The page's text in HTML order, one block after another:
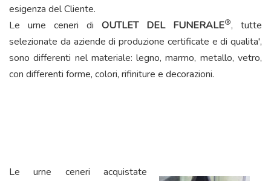
esigenza del Cliente.
Le urne ceneri di OUTLET DEL FUNERALE®, tutte
selezionate da aziende di produzione certificate e di qualita',
sono differenti nel materiale: legno, marmo, metallo, vetro,
con differenti forme, colori, rifiniture e decorazioni.
Le urne ceneri acquistate